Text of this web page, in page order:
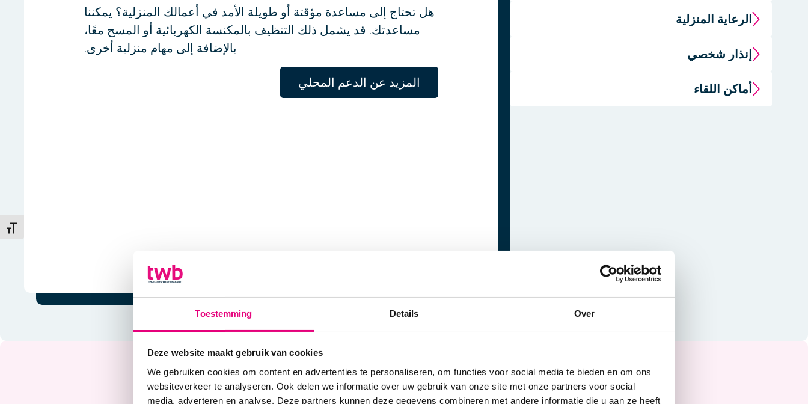
Toestemming Details Over
Deze website maakt gebruik van cookies
We gebruiken cookies om content en advertenties te personaliseren, om functies voor social media te bieden en om ons
websiteverkeer te analyseren. Ook delen we informatie over uw gebruik van onze site met onze partners voor social
media, adverteren en analyse. Deze partners kunnen deze gegevens combineren met andere informatie die u aan ze heeft
الرعاية المنزلية
إنذار شخصي
أماكن اللقاء
هل تحتاج إلى مساعدة مؤقتة أو طويلة الأمد في أعمالك المنزلية؟ يمكننا
مساعدتك. قد يشمل ذلك التنظيف بالمكنسة الكهربائية أو المسح معًا،
بالإضافة إلى مهام منزلية أخرى.
المزيد عن الدعم المحلي